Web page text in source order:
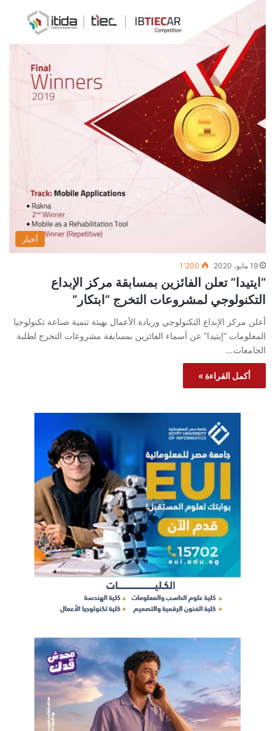
أخبار
19 مايو، 2020 1٬200
“ايتيدا” تعلن الفائزين بمسابقة مركز الإبداع
التكنولوجي لمشروعات التخرج “ابتكار”
أعلن مركز الإبداع التكنولوجي وريادة الأعمال بهيئة تنمية صناعة تكنولوجيا
المعلومات “إيتيدا” عن أسماء الفائزين بمسابقة مشروعات التخرج لطلبة
الجامعات…
أكمل القراءة »